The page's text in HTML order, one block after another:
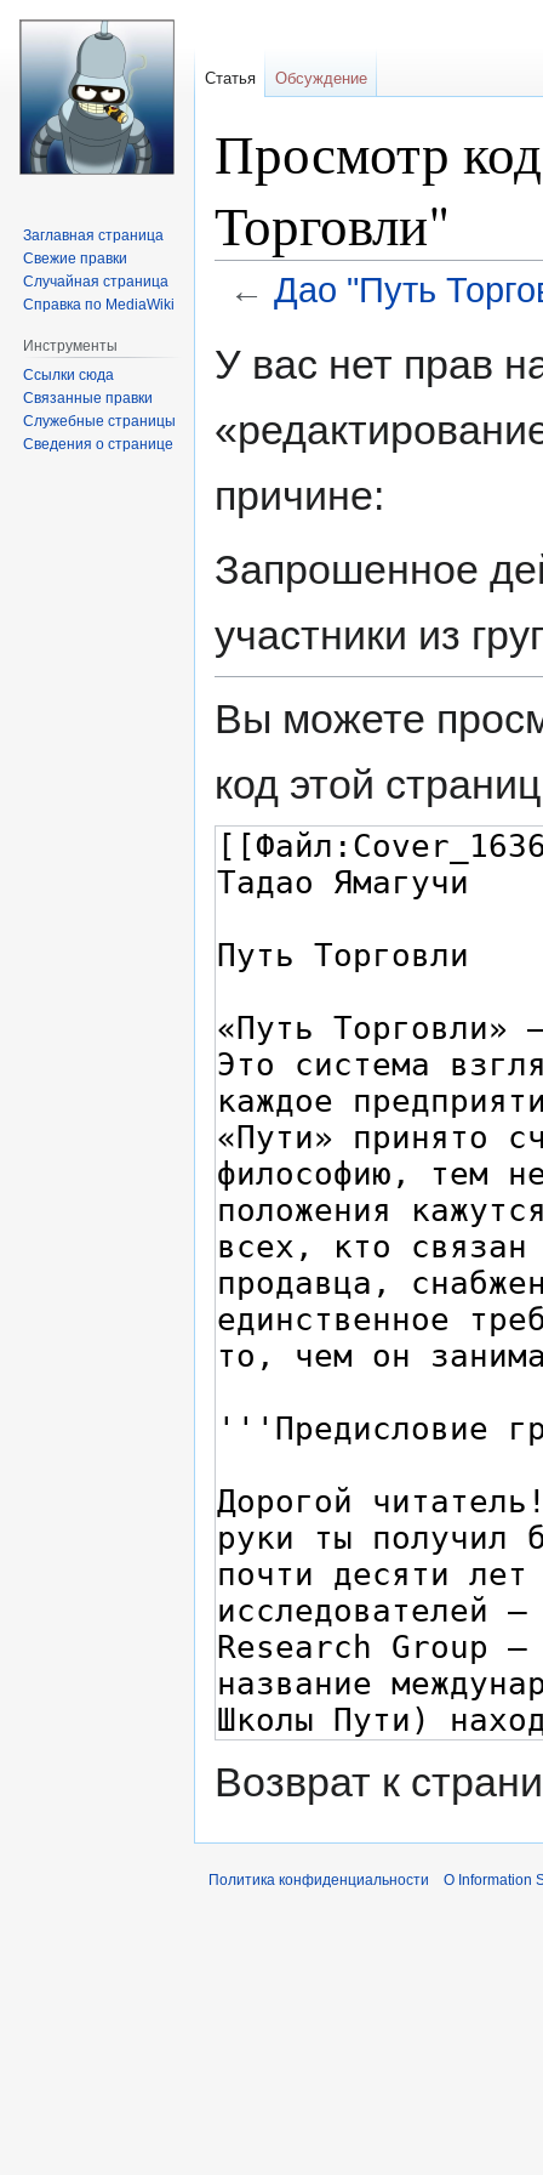
Просмотр
Торговли"
← Дао "Путь
ккУ вас нет прав
причине:
Запрошенное
участники из
Вы можете
код этой
Возврат к
Статья Обсуждение
Заглавная страница
Свежие правки
Случайная страница
Справка по MediaWiki
Инструменты
Ссылки сюда
Связанные правки
Служебные страницы
Сведения о странице
Политика конфиденциальности О Information